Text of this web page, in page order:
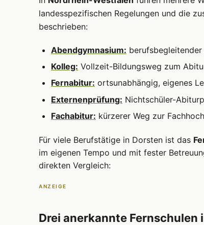
landesspezifischen Regelungen und die
beschrieben:
Abendgymnasium:
Kolleg: Vollzeit-Bildungsweg zum
Fernabitur: ortsunabhängig, eigenes
Externenprüfung: Nichtschüler-
Fachabitur: kürzerer Weg zur
Für viele Berufstätige in Dorsten ist das
im eigenen Tempo und mit fester
direkten Vergleich:
ANZEIGE
Drei anerkannte Fernschulen